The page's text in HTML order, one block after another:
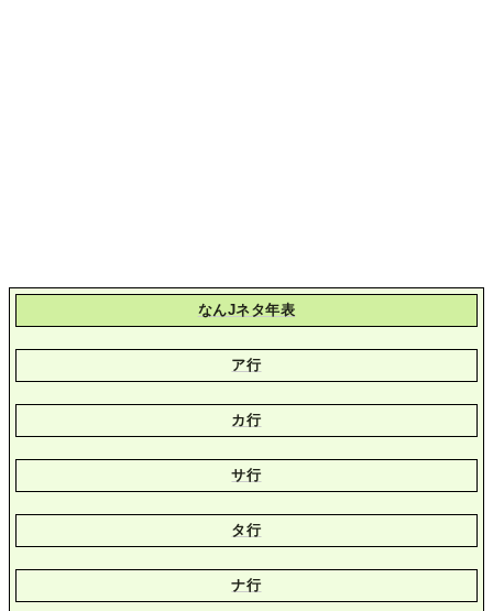
なんJネタ年表
ア行
カ行
サ行
タ行
ナ行